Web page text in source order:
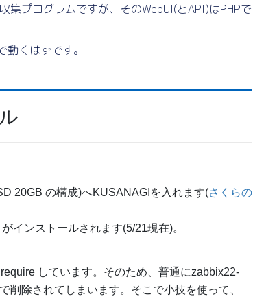
プログラムですが、そのWebUI(とAPI)はPHPで
くはずです。
20GB の構成)へKUSANAGIを入れます(さくらの
インストールされます(5/21現在)。
しています。そのため、普通にzabbix22-
削除されてしまいます。そこで小技を使って、